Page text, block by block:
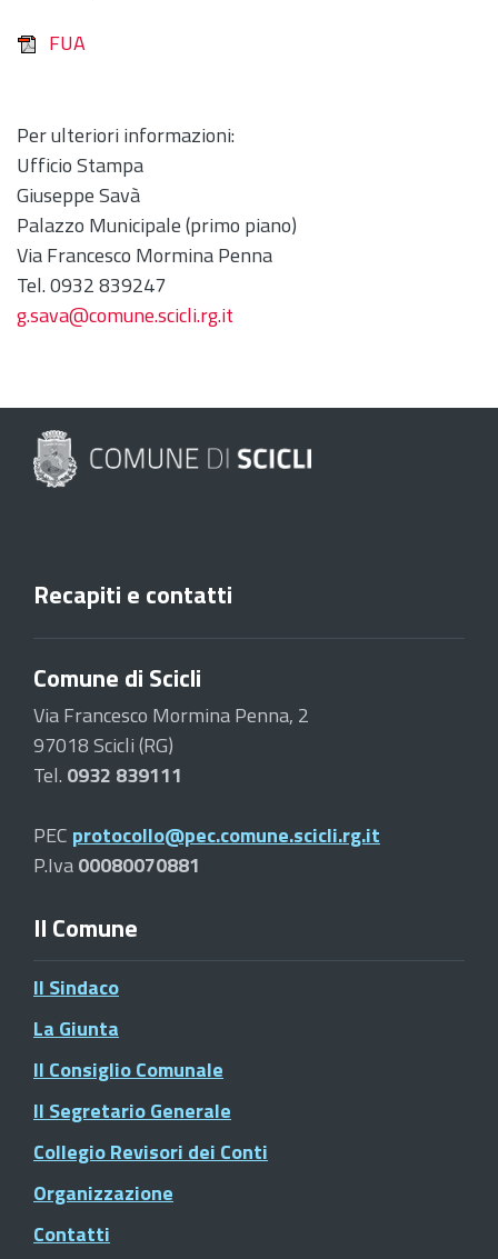
FUA
Per ulteriori informazioni:
Ufficio Stampa
Giuseppe Savà
Palazzo Municipale (primo piano)
Via Francesco Mormina Penna
Tel. 0932 839247
g.sava@comune.scicli.rg.it
Recapiti e contatti
Comune di Scicli
Via Francesco Mormina Penna, 2
97018 Scicli (RG)
Tel. 0932 839111
PEC protocollo@pec.comune.scicli.rg.it
P.Iva00080070881
Il Comune
Il Sindaco
La Giunta
Il Consiglio Comunale
Il Segretario Generale
Collegio Revisori dei Conti
Organizzazione
Contatti